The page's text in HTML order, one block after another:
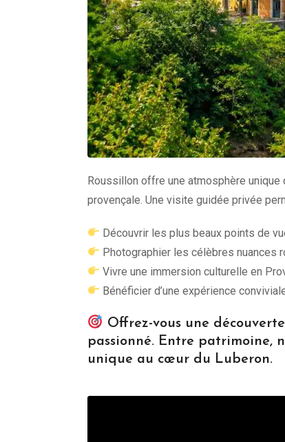
Roussillon offre une atmosphère
provençale. Une visite guidée privée
Découvrir les plus beaux points de
Photographier les célèbres nuances
Vivre une immersion culturelle en
Bénéficier d’une expérience
Offrez-vous une
passionné. Entre patrimoine,
unique au cœur du Luberon.